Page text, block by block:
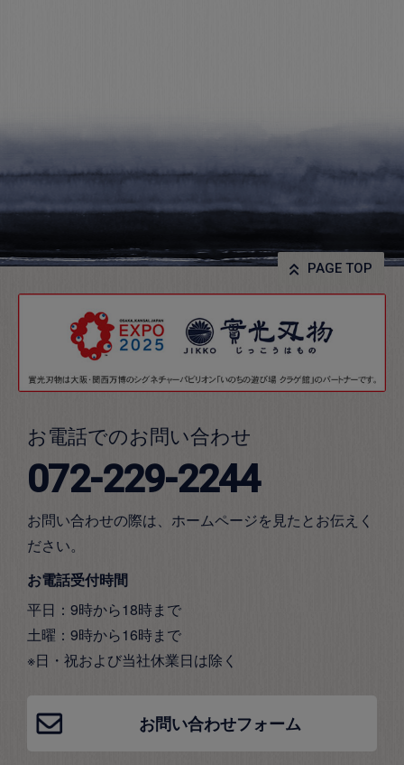
PAGE TOP
お電話でのお問い合わせ
072-229-2244
お問い合わせの際は、ホームページを見たとお伝えく
ださい。
お電話受付時間
平日：9時から18時まで
土曜：9時から16時まで
※日・祝および当社休業日は除く
お問い合わせフォーム